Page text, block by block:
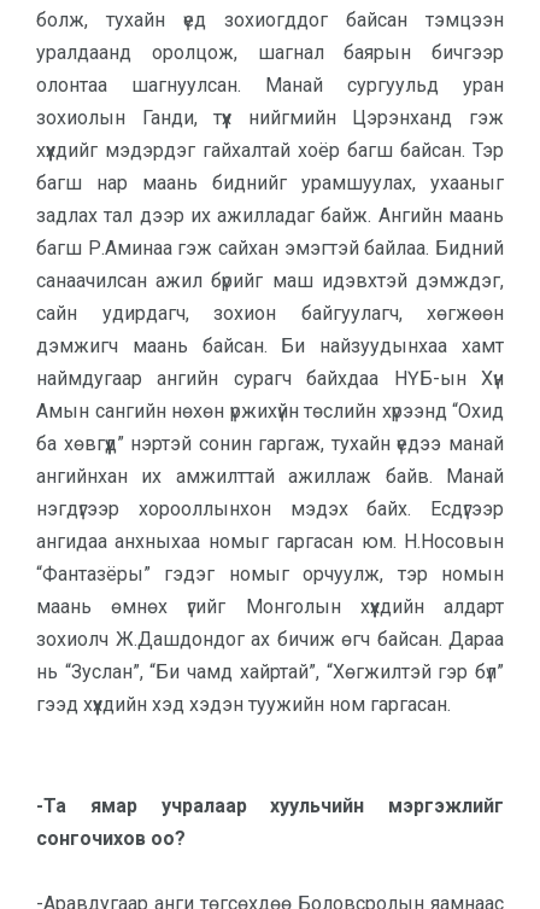
болж, тухайн үед зохиогддог байсан тэмцээн
уралдаанд оролцож, шагнал баярын бичгээр
олонтаа шагнуулсан. Манай сургуульд уран
зохиолын Ганди, түүх нийгмийн Цэрэнханд гэж
хүүхдийг мэдэрдэг гайхалтай хоёр багш байсан. Тэр
багш нар маань биднийг урамшуулах, ухааныг
задлах тал дээр их ажилладаг байж. Ангийн маань
багш Р.Аминаа гэж сайхан эмэгтэй байлаа. Бидний
санаачилсан ажил бүрийг маш идэвхтэй дэмждэг,
сайн удирдагч, зохион байгуулагч, хөгжөөн
дэмжигч маань байсан. Би найзуудынхаа хамт
наймдугаар ангийн сурагч байхдаа НҮБ-ын Хүн
Амын сангийн нөхөн үржихүйн төслийн хүрээнд “Охид
ба хөвгүүд” нэртэй сонин гаргаж, тухайн үедээ манай
ангийнхан их амжилттай ажиллаж байв. Манай
нэгдүгээр хорооллынхон мэдэх байх. Есдүгээр
ангидаа анхныхаа номыг гаргасан юм. Н.Носовын
“Фантазёры” гэдэг номыг орчуулж, тэр номын
маань өмнөх үгийг Монголын хүүхдийн алдарт
зохиолч Ж.Дашдондог ах бичиж өгч байсан. Дараа
нь “Зуслан”, “Би чамд хайртай”, “Хөгжилтэй гэр бүл”
гээд хүүхдийн хэд хэдэн туужийн ном гаргасан.
-Та ямар учралаар хуульчийн мэргэжлийг
сонгочихов оо?
-Аравдугаар анги төгсөхдөө Боловсролын яамнаас